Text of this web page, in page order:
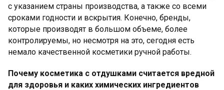
с указанием страны производства, а также со всеми
сроками годности и вскрытия. Конечно, бренды,
которые производят в большом объеме, более
контролируемы, но несмотря на это, сегодня есть
немало качественной косметики ручной работы.
Почему косметика с отдушками считается вредной
для здоровья и каких химических ингредиентов